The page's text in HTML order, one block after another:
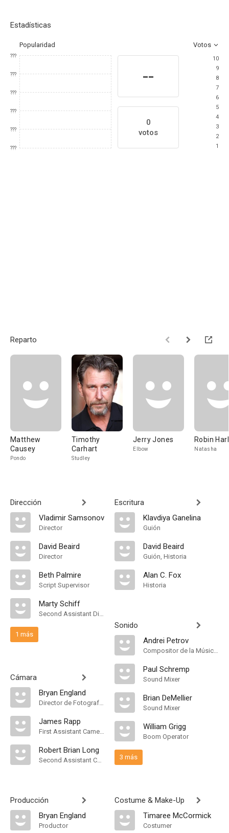
Estadísticas
Popularidad Votos
???
???
???
???
???
???
--
0
votos
10
9
8
7
6
5
4
3
2
1
Reparto
Matthew
Causey
Pondo
Timothy
Carhart
Studley
Jerry Jones
Elbow
Robin
Natasha
Dirección
Vladimir Samsonov
Director
David Beaird
Director
Beth Palmire
Script Supervisor
Marty Schiff
Second Assistant Director
1 más
Cámara
Bryan England
Director de Fotografía, Camera Operator
James Rapp
First Assistant Camera
Robert Brian Long
Second Assistant Camera
Producción
Bryan England
Productor
Escritura
Klavdiya Ganelina
Guión
David Beaird
Guión, Historia
Alan C. Fox
Historia
Sonido
Andrei Petrov
Compositor de la Música Original
Paul Schremp
Sound Mixer
Brian DeMellier
Sound Mixer
William Grigg
Boom Operator
3 más
Costume & Make-Up
Timaree McCormick
Costumer